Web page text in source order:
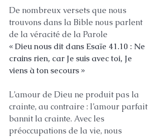
De nombreux versets que nous
trouvons dans la Bible nous parlent
de la véracité de la Parole
« Dieu nous dit dans Esaïe 41.10 : Ne
crains rien, car Je suis avec toi, Je
viens à ton secours »
L’amour de Dieu ne produit pas la
crainte, au contraire : l’amour parfait
bannit la crainte. Avec les
préoccupations de la vie, nous